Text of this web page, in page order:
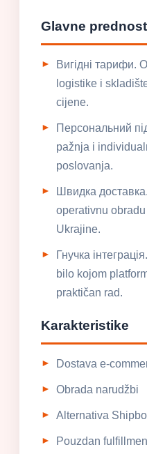
Glavne
Вигідні тарифи.
logistike i
cijene.
Персональний
pažnja i
poslovanja.
Швидка
operativnu
Ukrajine.
Гнучка
bilo kojom
praktičan rad.
Karakteristike
Dostava e-
Obrada narudžbi
Alternativa
Pouzdan